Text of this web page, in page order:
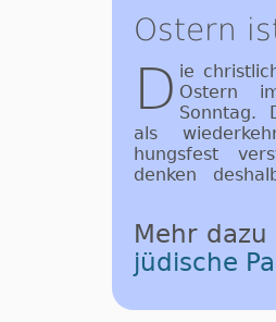
Ostern
D ie
Ostern
Sonn­tag.
als
hungs­fest
denken
des
Mehr
jüdische